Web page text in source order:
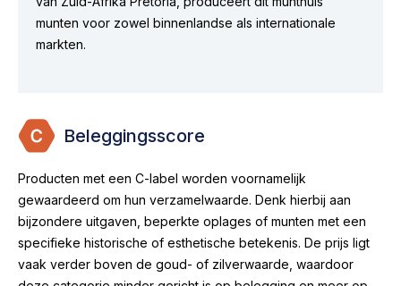
munten voor zowel binnenlandse als internationale
markten.
Beleggingsscore
Producten met een C-label worden voornamelijk
gewaardeerd om hun verzamelwaarde. Denk hierbij aan
bijzondere uitgaven, beperkte oplages of munten met een
specifieke historische of esthetische betekenis. De prijs ligt
vaak verder boven de goud- of zilverwaarde, waardoor